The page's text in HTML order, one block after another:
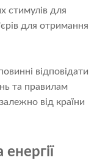
стимулів для
для отримання
відповідати
та правилам
від країни